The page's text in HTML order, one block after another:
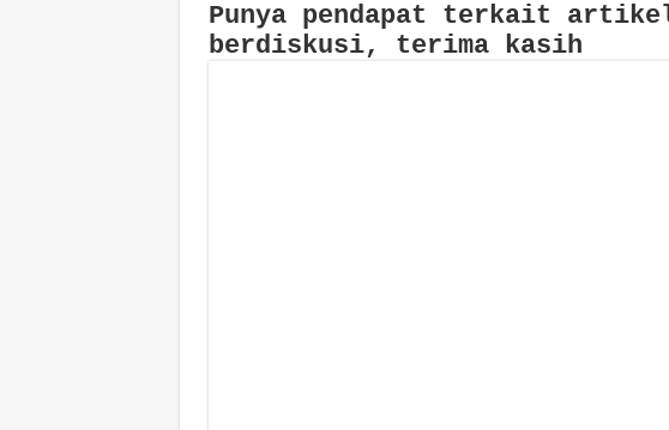
Punya pendapat terkait
berdiskusi, terima kasih